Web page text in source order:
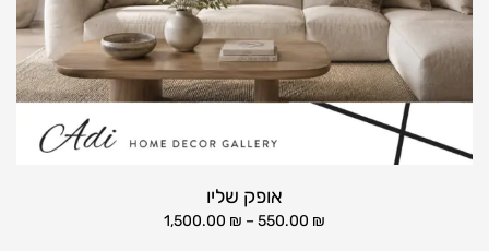
אופק שליו
550.00 ₪
–
1,500.00 ₪